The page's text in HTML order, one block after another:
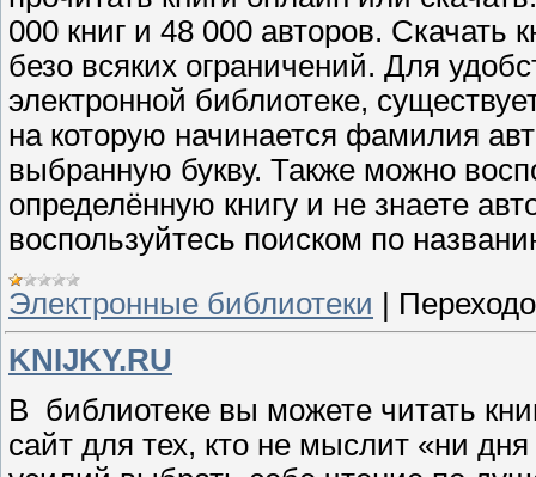
000 книг и 48 000 авторов. Скачать
безо всяких ограничений. Для
электронной библиотеке,
на которую начинается фамилия
выбранную букву. Также можно
определённую книгу и не знаете
воспользуйтесь поиском по
Электронные библиотеки
KNIJKY.RU
В библиотеке вы можете читать
сайт для тех, кто не мыслит «ни дня